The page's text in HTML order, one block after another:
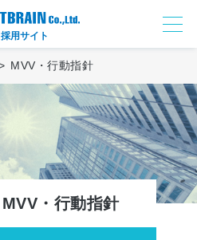
採用サイト
MVV・行動指針
MVV・行動指針